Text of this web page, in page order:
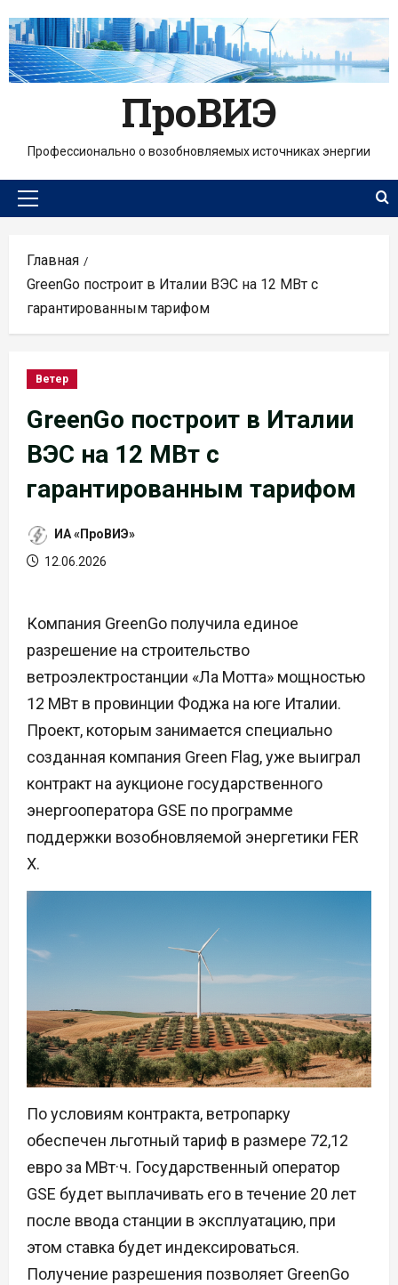
содержимому
ПроВИЭ
Профессионально о возобновляемых источниках энергии
Основное
Главная
GreenGo построит в Италии ВЭС на 12 МВт с
гарантированным тарифом
Ветер
GreenGo построит в Италии
ВЭС на 12 МВт с
гарантированным тарифом
ИА «ПроВИЭ»
12.06.2026
Компания GreenGo получила единое
разрешение на строительство
ветроэлектростанции «Ла Мотта» мощностью
12 МВт в провинции Фоджа на юге Италии.
Проект, которым занимается специально
созданная компания Green Flag, уже выиграл
контракт на аукционе государственного
энергооператора GSE по программе
поддержки возобновляемой энергетики FER
X.
По условиям контракта, ветропарку
обеспечен льготный тариф в размере 72,12
евро за МВт·ч. Государственный оператор
GSE будет выплачивать его в течение 20 лет
после ввода станции в эксплуатацию, при
этом ставка будет индексироваться.
Получение разрешения позволяет GreenGo